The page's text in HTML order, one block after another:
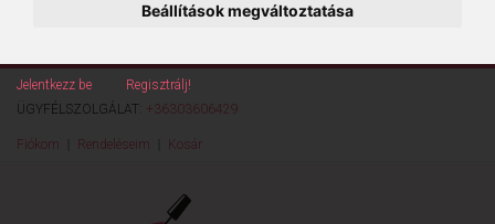
Beállítások megváltoztatása
Jelentkezz be
Regisztrálj!
ÜGYFÉLSZOLGÁLAT: +36303606429
Fiókom Rendeléseim Kosár